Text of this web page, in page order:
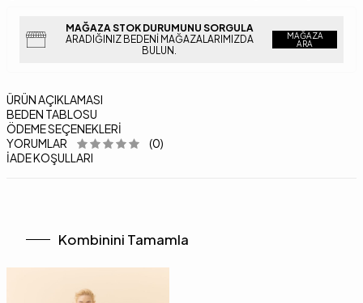
MAĞAZA STOK DURUMUNU SORGULA
ARADIĞINIZ BEDENI MAĞAZALARIMIZDA
BULUN.
MAĞAZA
ARA
ÜRÜN AÇIKLAMASI
BEDEN TABLOSU
ÖDEME SEÇENEKLERI
YORUMLAR
(0)
İADE KOŞULLARI
Kombinini Tamamla